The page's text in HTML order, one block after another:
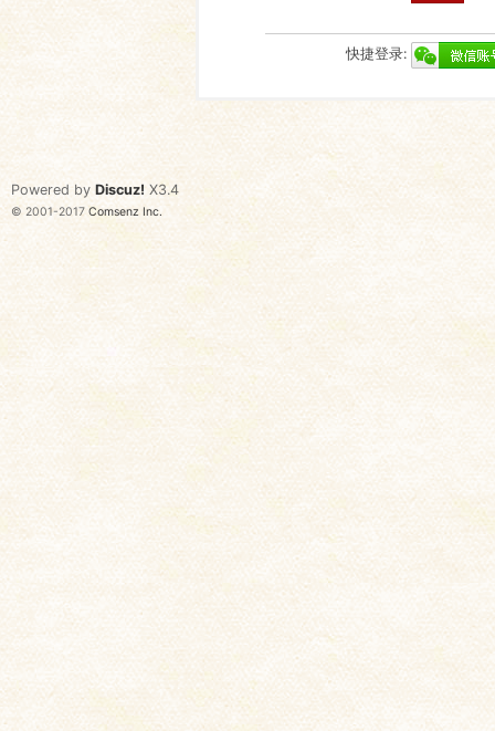
快捷登录:
Powered by Discuz! X3.4
© 2001-2017 Comsenz Inc.